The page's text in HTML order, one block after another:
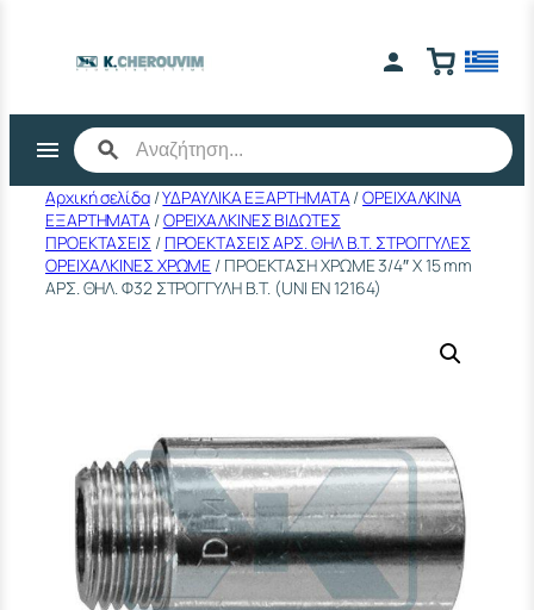
περιεχόμενο
Αρχική σελίδα/ΥΔΡΑΥΛΙΚΑ ΕΞΑΡΤΗΜΑΤΑ /ΟΡΕΙΧΑΛΚΙΝΑ
ΕΞΑΡΤΗΜΑΤΑ /ΟΡΕΙΧΑΛΚΙΝΕΣ ΒΙΔΩΤΕΣ
ΠΡΟΕΚΤΑΣΕΙΣ/ ΠΡΟΕΚΤΑΣΕΙΣ ΑΡΣ. ΘΗΛ Β.Τ. ΣΤΡΟΓΓΥΛΕΣ
ΟΡΕΙΧΑΛΚΙΝΕΣ ΧΡΩΜΕ / ΠΡΟΕΚΤΑΣΗ ΧΡΩΜΕ 3/4″ Χ 15 mm
ΑΡΣ. ΘΗΛ. Φ32 ΣΤΡΟΓΓΥΛΗ Β.Τ. (UΝΙ ΕΝ 12164)